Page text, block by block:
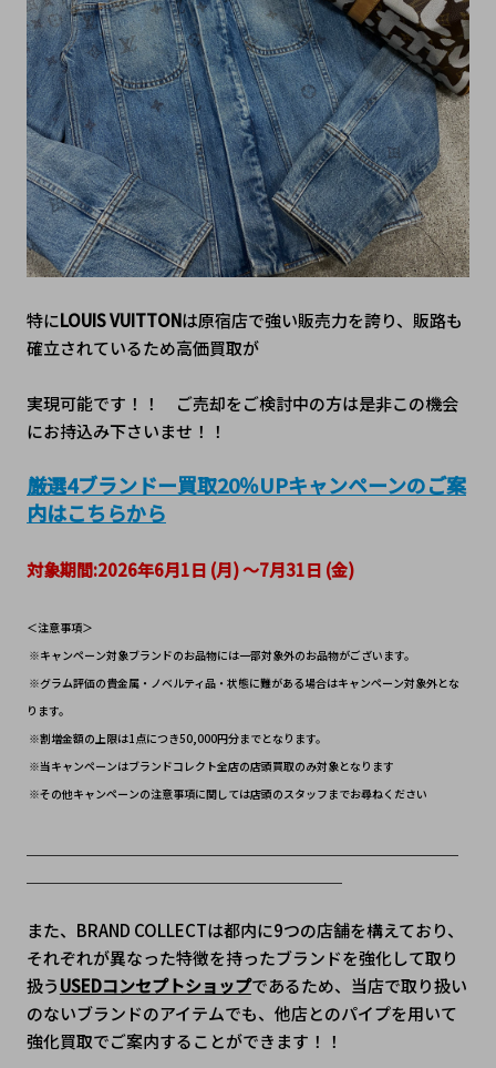
特にLOUIS VUITTONは原宿店で強い販売力を誇り、販路も
確立されているため高価買取が
実現可能です！！　ご売却をご検討中の方は是非この機会
にお持込み下さいませ！！
厳選4ブランドー買取20％UPキャンペーンのご案
内はこちらから
対象期間:2026年6月1日 (月) ～7月31日 (金)
＜注意事項＞
※キャンペーン対象ブランドのお品物には一部対象外のお品物がございます。
ります。
※割増金額の上限は1点につき50,000円分までとなります。
※当キャンペーンはブランドコレクト全店の店頭買取のみ対象となります
※その他キャンペーンの注意事項に関しては店頭のスタッフまでお尋ねください
また、BRAND COLLECTは都内に9つの店舗を構えており、
それぞれが異なった特徴を持ったブランドを強化して取り
扱うUSEDコンセプトショップであるため、当店で取り扱い
のないブランドのアイテムでも、他店とのパイプを用いて
強化買取でご案内することができます！！